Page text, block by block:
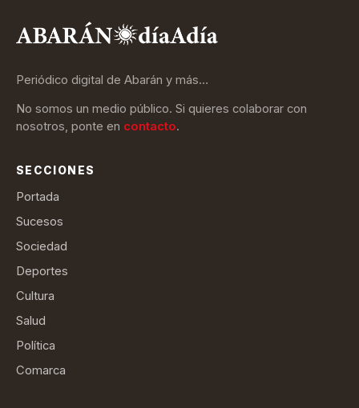
Periódico digital de Abarán y más…
No somos un medio público. Si quieres colaborar con
nosotros, ponte en contacto.
SECCIONES
Portada
Sucesos
Sociedad
Deportes
Cultura
Salud
Política
Comarca